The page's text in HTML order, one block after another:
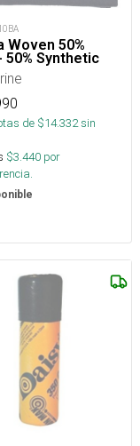
Woven 50%
50% Synthetic
de $14.332sin
$3.440 por